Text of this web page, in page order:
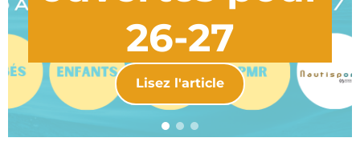
26-27
Lisez l'article